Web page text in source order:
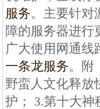
服务。主要针对
障的服务器进行
广大使用网通线
一条龙服务。附
野蛮人文化释放
护； 3.第十大